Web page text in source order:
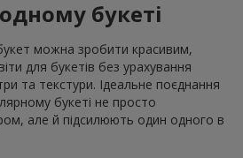
букеті
можна зробити красивим,
для букетів без урахування
та текстури. Ідеальне поєднання
букеті не просто
але й підсилюють один одного в